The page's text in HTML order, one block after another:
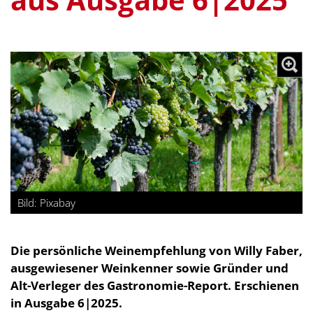
Bild: Pixabay
Die persönliche Weinempfehlung von Willy Faber,
ausgewiesener Weinkenner sowie Gründer und
Alt-Verleger des Gastronomie-Report. Erschienen
in Ausgabe 6|2025.